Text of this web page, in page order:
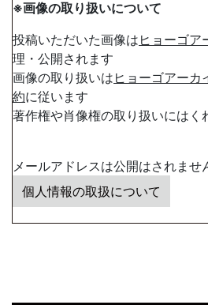
※画像の取り扱いについて
投稿いただいた画像は ヒョーゴア
理・公開されます
画像の取り扱いは ヒョーゴアーカ
約に従います
著作権や肖像権の取り扱いにはく
メールアドレスは公開はされませ
個人情報の取扱について